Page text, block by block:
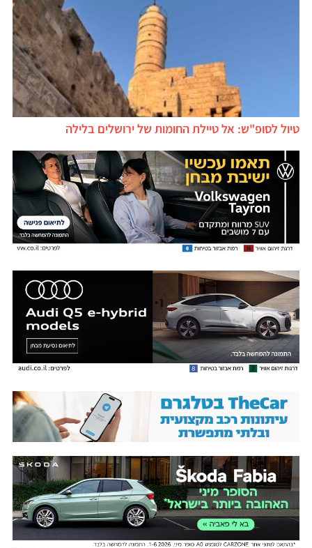
טיול לסופ"ש: אל טיילת החומות של ירושלים בלילה